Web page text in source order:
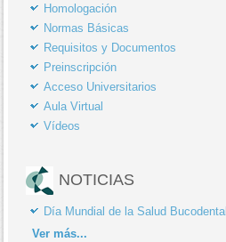
Homologación
Normas Básicas
Requisitos y Documentos
Preinscripción
Acceso Universitarios
Aula Virtual
Vídeos
NOTICIAS
Día Mundial de la Salud Bucodental
Ver más...